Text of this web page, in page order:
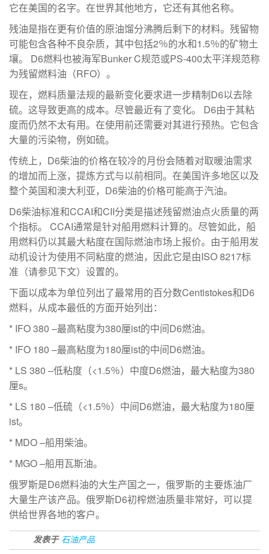
它在美国的名字。在世界其他地方，它还有其他名称。
残油是指在更有价值的原油馏分沸腾后剩下的材料。残留物
可能包含各种不良杂质，其中包括2％的水和1.5％的矿物土
壤。 D6燃料也被海军Bunker C规范或PS-400太平洋规范称
为残留燃料油（RFO）。
现在，燃料质量法规的最新变化要求进一步精制D6以去除
硫。这导致更高的成本。尽管最近有了变化。 D6由于其粘
度而仍然不太有用。在使用前还需要对其进行预热。它包含
大量的污染物，例如硫。
传统上，D6柴油的价格在较冷的月份会随着对取暖油需求
的增加而上涨，提炼方式与以前相同。在美国许多地区以及
整个英国和澳大利亚，D6柴油的价格可能高于汽油。
D6柴油标准和CCAI和CII分类是描述残留燃油点火质量的两
个指标。 CCAI通常是针对船用燃料计算的。尽管如此，船
用燃料仍以其最大粘度在国际燃油市场上报价。由于船用发
动机设计为使用不同粘度的燃油，因此它是由ISO 8217标
准（请参见下文）设置的。
下面以成本为单位列出了最常用的百分数Centistokes和D6
燃料，从成本最低的方面开始列出：
* IFO 380 –最高粘度为380厘ist的中间D6燃油。
* IFO 180 –最高粘度为180厘ist的中间D6燃油。
* LS 380 –低粘度（<1.5％）中度D6燃油，最大粘度为380
厘s。
* LS 180 –低硫（<1.5％）中间D6燃油，最大粘度为180厘
ist。
* MDO –船用柴油。
* MGO –船用瓦斯油。
俄罗斯是D6燃料油的大生产国之一，俄罗斯的主要炼油厂
大量生产该产品。俄罗斯D6初榨燃油质量非常好，可以提
供给世界各地的客户。
发表于 石油产品